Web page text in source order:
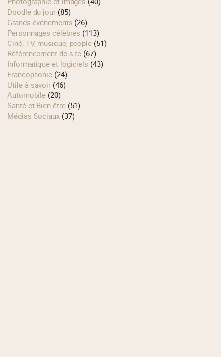
Doodle du jour (85)
Grands événements (26)
Personnages célèbres (113)
Ciné, TV, musique, people (51)
Référencement de site (67)
Informatique et logiciels (43)
Francophonie (24)
Utile à savoir (46)
Automobile (20)
Santé et Bien-être (51)
Médias Sociaux (37)